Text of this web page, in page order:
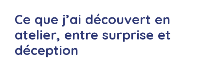
Ce que j’ai découvert en
atelier, entre surprise et
déception